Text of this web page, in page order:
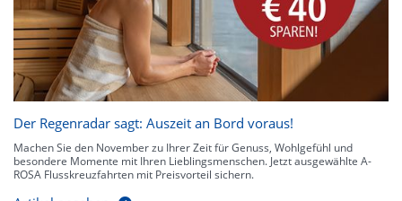
Der Regenradar sagt: Auszeit an Bord voraus!
Machen Sie den November zu Ihrer Zeit für Genuss, Wohlgefühl und
besondere Momente mit Ihren Lieblingsmenschen. Jetzt ausgewählte A-
ROSA Flusskreuzfahrten mit Preisvorteil sichern.